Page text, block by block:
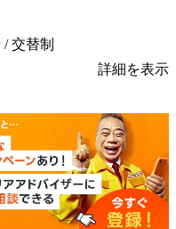
交替制
詳細を表示